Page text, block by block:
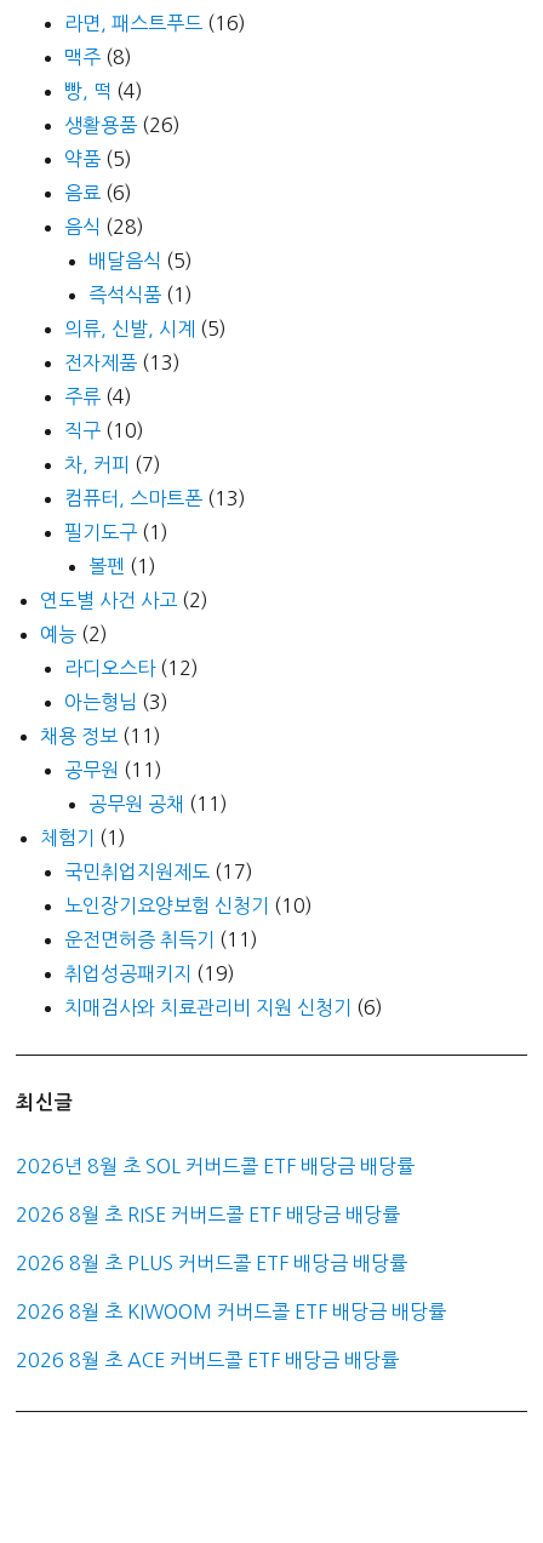
라면, 패스트푸드 (16)
맥주 (8)
빵, 떡 (4)
생활용품 (26)
약품 (5)
음료 (6)
음식 (28)
배달음식 (5)
즉석식품 (1)
의류, 신발, 시계 (5)
전자제품 (13)
주류 (4)
직구 (10)
차, 커피 (7)
컴퓨터, 스마트폰 (13)
필기도구 (1)
볼펜 (1)
연도별 사건 사고 (2)
예능 (2)
라디오스타(12)
아는형님 (3)
채용 정보 (11)
공무원 (11)
공무원 공채 (11)
체험기
(1)
국민취업지원제도 (17)
노인장기요양보험 신청기
(10)
운전면허증 취득기
(11)
취업성공패키지
(19)
치매검사와 치료관리비 지원 신청기
(6)
최신글
2026년 8월 초 SOL 커버드콜 ETF 배당금 배당률
2026 8월 초 RISE 커버드콜 ETF 배당금 배당률
2026 8월 초 PLUS 커버드콜 ETF 배당금 배당률
2026 8월 초 KIWOOM 커버드콜 ETF 배당금 배당률
2026 8월 초 ACE 커버드콜 ETF 배당금 배당률